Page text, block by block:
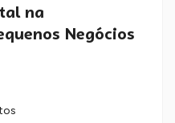
na
Negócios